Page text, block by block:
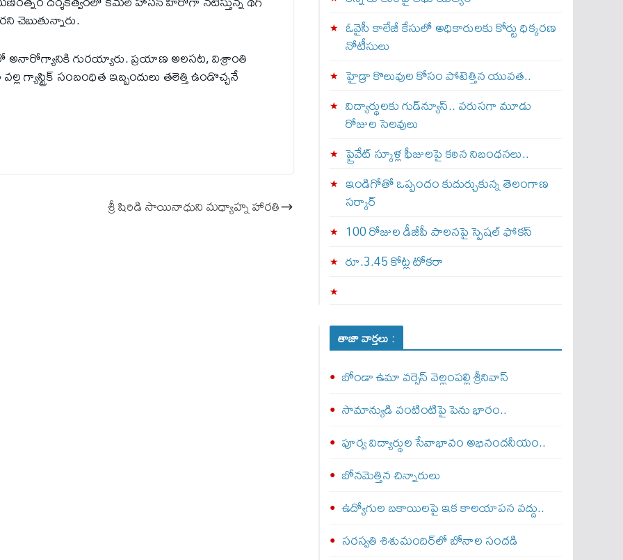
చెబుతున్నారు.
గురయ్యారు. ప్రయాణ అలసట, విశ్రాంతి
సంబంధిత ఇబ్బందులు తలెత్తి ఉండొచ్చనే
శ్రీ షిరిడి సాయినాధుని మధ్యాహ్న హారతి
ఓవైసీ కాలేజీ కేసులో అధికారులకు కోర్టు ధిక్కరణ
నోటీసులు
హైడ్రా కొలువుల కోసం పోటెత్తిన యువత..
విద్యార్థులకు గుడ్‌న్యూస్.. వరుసగా మూడు
రోజుల సెలవులు
ప్రైవేట్ స్కూళ్ల ఫీజులపై కఠిన నిబంధనలు..
ఇండిగోతో ఒప్పందం కుదుర్చుకున్న తెలంగాణ
స‌ర్కార్
100 రోజుల డీజీపీ పాలనపై స్పెషల్ ఫోకస్
రూ.3.45 కోట్ల టోకరా
తాజా వార్తలు :
బోండా ఉమా వర్సెస్ వెల్లంపల్లి శ్రీనివాస్‌
సామాన్యుడి వంటింటిపై పెను భారం..
పూర్వ విద్యార్థుల సేవాభావం అభినందనీయం..
బోన‌మెత్తిన చిన్నారులు
ఉద్యోగుల బకాయిలపై ఇక కాలయాపన వద్దు..
సరస్వతి శిశుమందిర్‌లో బోనాల సందడి